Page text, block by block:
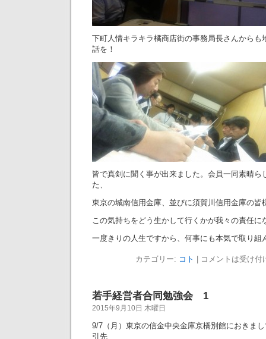
下町人情キラキラ橘商店街の事務局長さんからも
話を！
皆で真剣に聞く事が出来ました。会員一同素晴ら
た、
東京の城南信用金庫、並びに須賀川信用金庫の皆
この気持ちをどう生かして行くかが我々の責任に
一度きりの人生ですから、何事にも本気で取り組
カテゴリー: コト コメントは受け付
若手経営者合同勉強会 1
2015年9月10日 木曜日
9/7（月）東京の信金中央金庫京橋別館におきま
引先